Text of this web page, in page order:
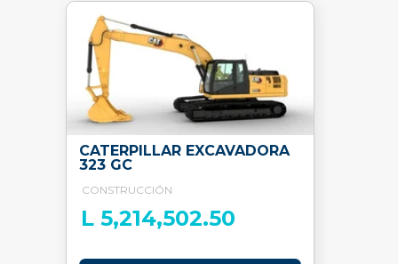
CATERPILLAR EXCAVADORA
323 GC
CONSTRUCCIÓN
L 5,214,502.50